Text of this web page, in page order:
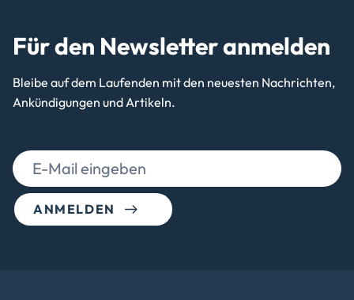
Für den Newsletter anmelden
Bleibe auf dem Laufenden mit den neuesten Nachrichten,
Ankündigungen und Artikeln.
ANMELDEN